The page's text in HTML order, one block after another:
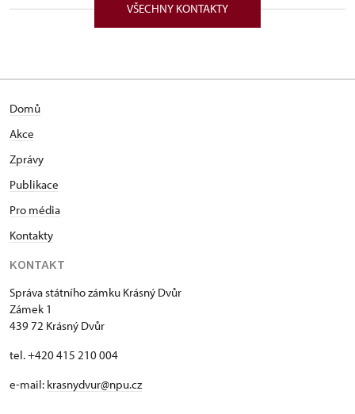
VŠECHNY KONTAKTY
Domů
Akce
Zprávy
Publikace
Pro média
Kontakty
KONTAKT
Správa státního zámku Krásný Dvůr
Zámek 1
439 72 Krásný Dvůr
tel. +420 415 210 004
e-mail: krasnydvur@npu.cz